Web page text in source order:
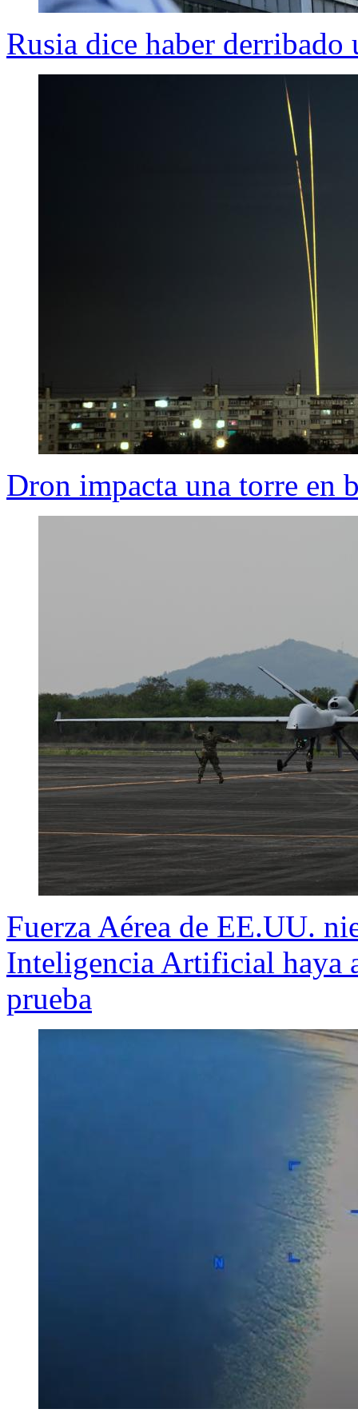
Rusia dice haber
Dron impacta una torre en
Fuerza Aérea de EE.UU.
Inteligencia Artificial haya
prueba